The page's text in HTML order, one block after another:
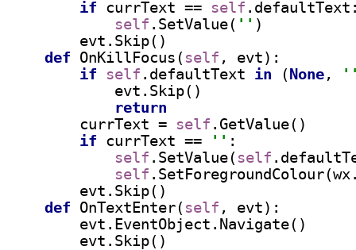
if currText == self
self .SetValue( '' )
        evt.Skip()
def OnKillFocus( self , evt):
if self .defaultText in ( None,
            evt.Skip()
return
currText = self .GetValue()
if currText == '' :
self .SetValue( self
self
        evt.Skip()
def OnTextEnter( self , evt):
        evt.EventObject.Navigate()
        evt.Skip()